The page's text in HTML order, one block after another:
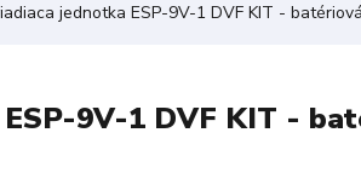
jednotka ESP-9V-1 DVF KIT -
9V-1 DVF KIT -